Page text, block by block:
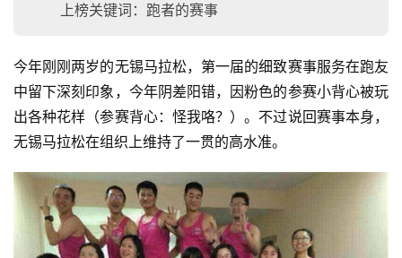
上榜关键词：跑者的赛事
今年刚刚两岁的无锡马拉松，第一届的细致赛事服务在跑友
中留下深刻印象，今年阴差阳错，因粉色的参赛小背心被玩
出各种花样（参赛背心：怪我咯？）。不过说回赛事本身，
无锡马拉松在组织上维持了一贯的高水准。